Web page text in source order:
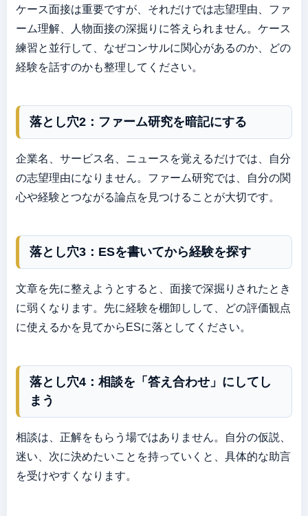
ケース面接は重要ですが、それだけでは志望理由、ファ
ーム理解、人物面接の深掘りに答えられません。ケース
練習と並行して、なぜコンサルに関心があるのか、どの
経験を話すのかも整理してください。
落とし穴2：ファーム研究を暗記にする
企業名、サービス名、ニュースを覚えるだけでは、自分
の志望理由になりません。ファーム研究では、自分の関
心や経験とつながる論点を見つけることが大切です。
落とし穴3：ESを書いてから経験を探す
文章を先に整えようとすると、面接で深掘りされたとき
に弱くなります。先に経験を棚卸しして、どの評価観点
に使えるかを見てからESに落としてください。
落とし穴4：相談を「答え合わせ」にしてし
まう
相談は、正解をもらう場ではありません。自分の仮説、
迷い、次に決めたいことを持っていくと、具体的な助言
を受けやすくなります。